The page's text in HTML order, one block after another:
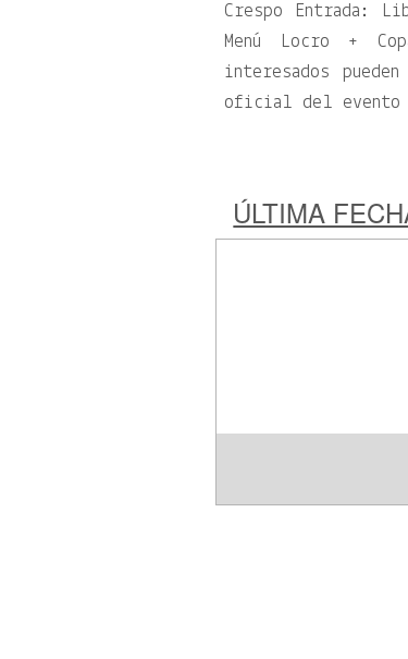
Crespo Entrada:
Menú Locro +
interesados
oficial del
ÚLTIMA